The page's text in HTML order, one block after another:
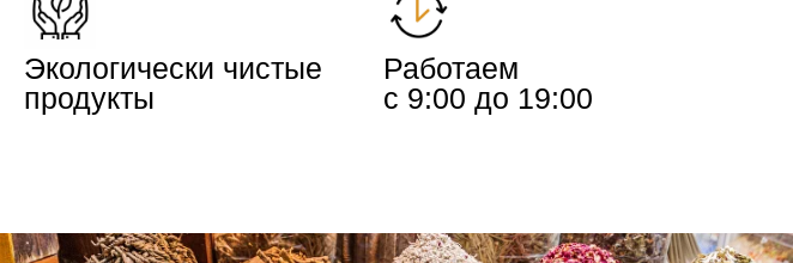
Экологически чистые
продукты
Работаем
с 9:00 до 19:00